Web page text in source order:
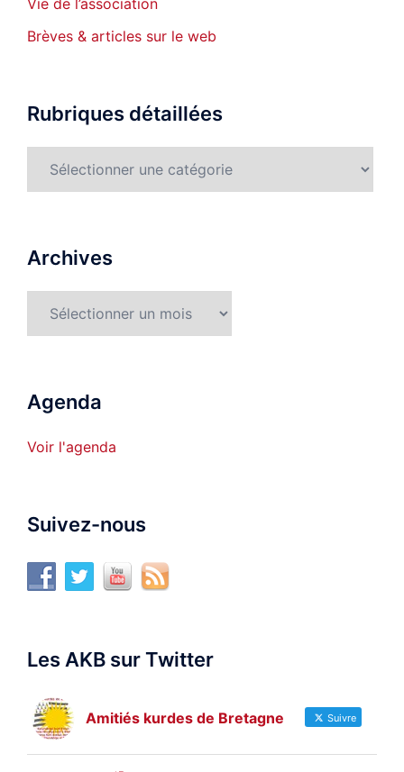
Vie de l’association
Brèves & articles sur le web
Rubriques détaillées
Archives
Agenda
Voir l'agenda
Suivez-nous
Les AKB sur Twitter
Amitiés kurdes de Bretagne Suivre